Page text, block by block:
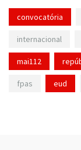
convocatória
internacional
mai112
fpas eud